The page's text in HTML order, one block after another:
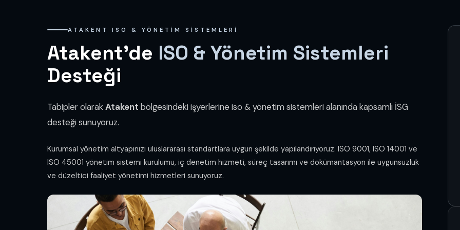
ATAKENT ISO & YÖNETIM SISTEMLERI
Atakent'de ISO & Yönetim Sistemleri
Desteği
Tabipler olarakAtakent bölgesindeki işyerlerine iso & yönetim sistemleri alanında kapsamlı İSG
desteği sunuyoruz.
Kurumsal yönetim altyapınızı uluslararası standartlara uygun şekilde yapılandırıyoruz. ISO 9001, ISO 14001 ve
ISO 45001 yönetim sistemi kurulumu, iç denetim hizmeti, süreç tasarımı ve dokümantasyon ile uygunsuzluk
ve düzeltici faaliyet yönetimi hizmetleri sunuyoruz.